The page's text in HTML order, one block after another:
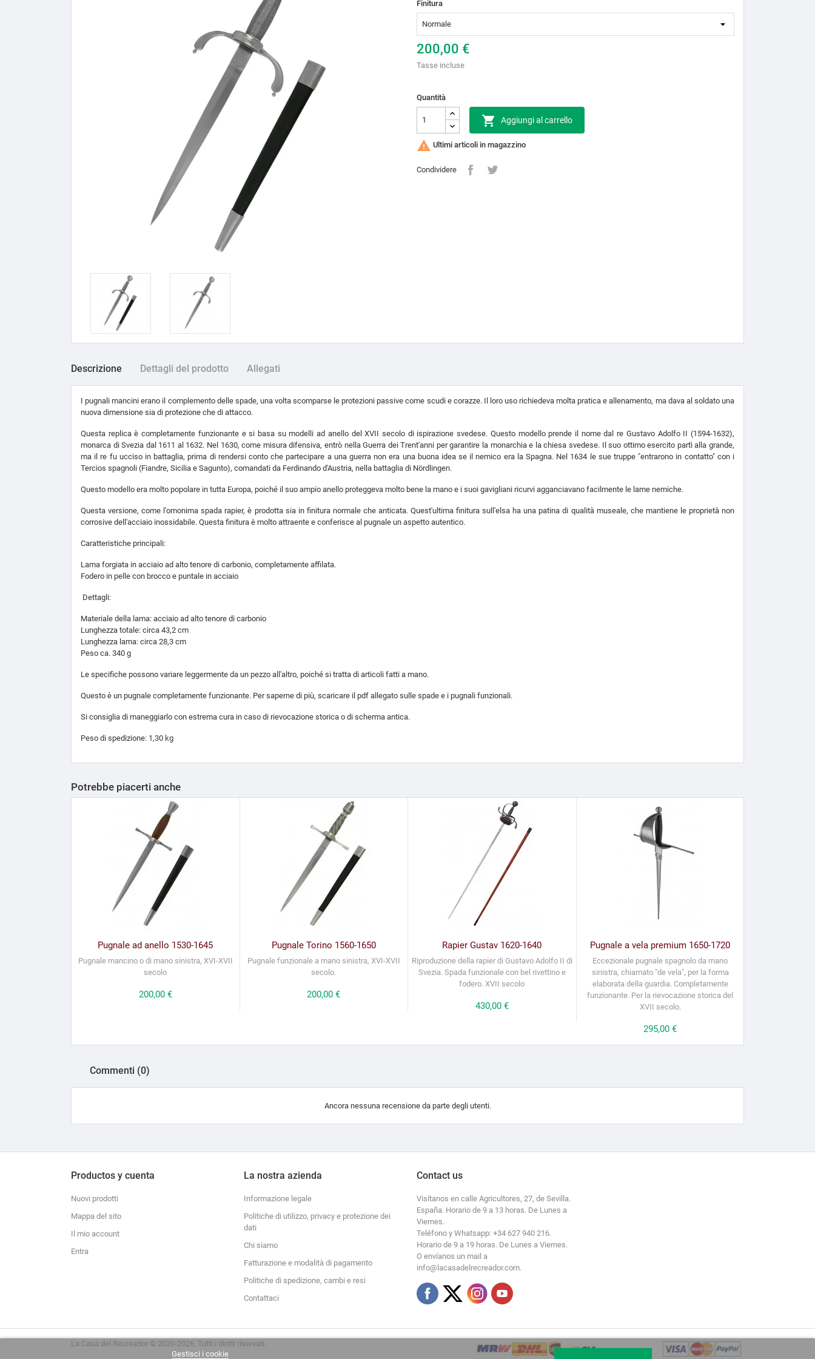
Finitura
200,00 €
Tasse incluse
Quantità
 Aggiungi al carrello
 Ultimi articoli in magazzino
Condividere
Descrizione Dettagli del prodotto Allegati
I pugnali mancini erano il complemento delle spade, una volta scomparse le protezioni passive come scudi e corazze. Il loro uso richiedeva molta pratica e allenamento, ma dava al soldato una
nuova dimensione sia di protezione che di attacco.
Questa replica è completamente funzionante e si basa su modelli ad anello del XVII secolo di ispirazione svedese. Questo modello prende il nome dal re Gustavo Adolfo II (1594-1632),
monarca di Svezia dal 1611 al 1632. Nel 1630, come misura difensiva, entrò nella Guerra dei Trent'anni per garantire la monarchia e la chiesa svedese. Il suo ottimo esercito partì alla grande,
ma il re fu ucciso in battaglia, prima di rendersi conto che partecipare a una guerra non era una buona idea se il nemico era la Spagna. Nel 1634 le sue truppe "entrarono in contatto" con i
Tercios spagnoli (Fiandre, Sicilia e Sagunto), comandati da Ferdinando d'Austria, nella battaglia di Nördlingen.
Questo modello era molto popolare in tutta Europa, poiché il suo ampio anello proteggeva molto bene la mano e i suoi gavigliani ricurvi agganciavano facilmente le lame nemiche.
Questa versione, come l'omonima spada rapier, è prodotta sia in finitura normale che anticata. Quest'ultima finitura sull'elsa ha una patina di qualità museale, che mantiene le proprietà non
corrosive dell'acciaio inossidabile. Questa finitura è molto attraente e conferisce al pugnale un aspetto autentico.
Caratteristiche principali:
Lama forgiata in acciaio ad alto tenore di carbonio, completamente affilata.
Fodero in pelle con brocco e puntale in acciaio
Dettagli:
Materiale della lama: acciaio ad alto tenore di carbonio
Lunghezza totale: circa 43,2 cm
Lunghezza lama: circa 28,3 cm
Peso ca. 340 g
Le specifiche possono variare leggermente da un pezzo all'altro, poiché si tratta di articoli fatti a mano.
Questo è un pugnale completamente funzionante. Per saperne di più, scaricare il pdf allegato sulle spade e i pugnali funzionali.
Si consiglia di maneggiarlo con estrema cura in caso di rievocazione storica o di scherma antica.
Peso di spedizione: 1,30 kg
Potrebbe piacerti anche
Pugnale ad anello 1530-1645
Pugnale mancino o di mano sinistra, XVI-XVII
secolo
Prezzo
200,00 €
Pugnale Torino 1560-1650
Pugnale funzionale a mano sinistra, XVI-XVII
secolo.
Prezzo
200,00 €
Rapier Gustav 1620-1640
Riproduzione della rapier di Gustavo Adolfo II di
Svezia. Spada funzionale con bel rivettino e
fodero. XVII secolo
Prezzo
430,00 €
Pugnale a vela premium 1650-1720
Eccezionale pugnale spagnolo da mano
sinistra, chiamato "de vela", per la forma
elaborata della guardia. Completamente
funzionante. Per la rievocazione storica del
XVII secolo.
Prezzo
295,00 €
Commenti (0)
Ancora nessuna recensione da parte degli utenti.
Productos y cuenta
Nuovi prodotti
Mappa del sito
Il mio account
Entra
La nostra azienda
Informazione legale
Politiche di utilizzo, privacy e protezione dei
dati
Chi siamo
Fatturazione e modalità di pagamento
Politiche di spedizione, cambi e resi
Contattaci
Contact us
Visítanos en calle Agricultores, 27, de Sevilla.
España. Horario de 9 a 13 horas. De Lunes a
Viernes.
Teléfono y Whatsapp: +34 627 940 216.
Horario de 9 a 19 horas. De Lunes a Viernes.
O envíanos un mail a
info@lacasadelrecreador.com.
Gestisci i cookie
La Casa del Recreador © 2020-2026. Tutti i diritti riservati.